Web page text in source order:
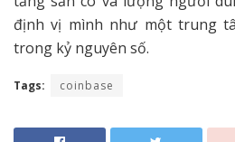
định vị mình như một trung
trong kỷ nguyên số.
Tags: coinbase